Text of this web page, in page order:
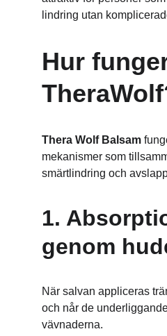
lindring utan
Hur
Thera Wolf Balsam
mekanismer som
smärtlindring och
1.
genom
När salvan appliceras
och når de
vävnaderna.